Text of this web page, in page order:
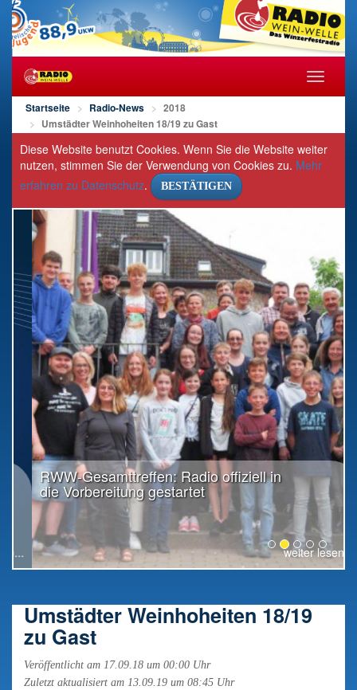
öffnen/
Startseite Radio-News
2018
Umstädter Weinhoheiten 18/19 zu Gast
Diese Website benutzt Cookies. Wenn Sie die Website weiter
nutzen, stimmen Sie der Verwendung von Cookies zu. Mehr
erfahren zu Datenschutz. BESTÄTIGEN
RWW-Gesamttreffen: Radio offiziell in
die Vorbereitung gestartet
weiter lesen...
Umstädter Weinhoheiten 18/19
zu Gast
Veröffentlicht am 17.09.18 um 00:00 Uhr
Zuletzt aktualisiert am 13.09.19 um 08:45 Uhr